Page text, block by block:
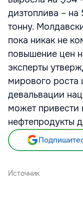
дизтоплива –
тонну.
пока никак не
повышение цен
эксперты
мирового роста
девальвации
может
нефтепродукты
Источник